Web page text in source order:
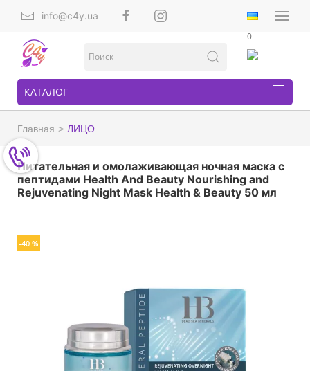
info@c4y.ua
0
КАТАЛОГ
Главная ЛИЦО
Питательная и омолаживающая ночная маска с
пептидами Health And Beauty Nourishing and
Rejuvenating Night Mask Health & Beauty 50 мл
-40 %